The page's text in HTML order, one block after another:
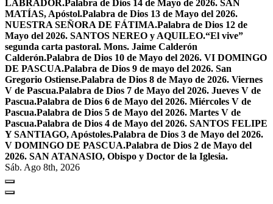
LABRADOR.Palabra de Dios 14 de Mayo de 2026. SAN
MATÍAS, Apóstol.Palabra de Dios 13 de Mayo del 2026.
NUESTRA SEÑORA DE FÁTIMA.Palabra de Dios 12 de
Mayo del 2026. SANTOS NEREO y AQUILEO.“El vive”
segunda carta pastoral. Mons. Jaime Calderón
Calderón.Palabra de Dios 10 de Mayo del 2026. VI DOMINGO
DE PASCUA.Palabra de Dios 9 de mayo del 2026. San
Gregorio Ostiense.Palabra de Dios 8 de Mayo de 2026. Viernes
V de Pascua.Palabra de Dios 7 de Mayo del 2026. Jueves V de
Pascua.Palabra de Dios 6 de Mayo del 2026. Miércoles V de
Pascua.Palabra de Dios 5 de Mayo del 2026. Martes V de
Pascua.Palabra de Dios 4 de Mayo del 2026. SANTOS FELIPE
Y SANTIAGO, Apóstoles.Palabra de Dios 3 de Mayo del 2026.
V DOMINGO DE PASCUA.Palabra de Dios 2 de Mayo del
2026. SAN ATANASIO, Obispo y Doctor de la Iglesia.
Sáb. Ago 8th, 2026